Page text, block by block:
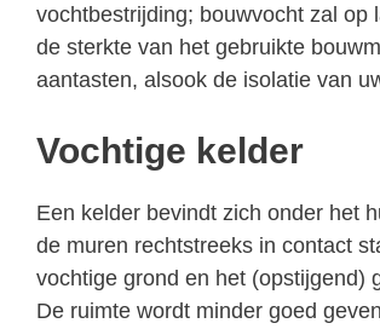
vochtbestrijding; bouwvocht zal op
de sterkte van het gebruikte
aantasten, alsook de isolatie van
Vochtige kelder
Een kelder bevindt zich onder het
de muren rechtstreeks in contact
vochtige grond en het (opstijgend)
De ruimte wordt minder goed